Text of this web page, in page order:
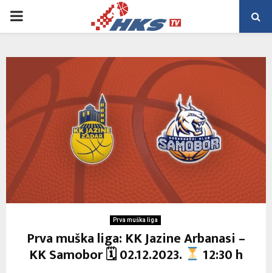
PRIMARY
Prva muška liga
Prva muška liga: KK Jazine Arbanasi –
KK Samobor 🗓 02.12.2023. 12:30 h